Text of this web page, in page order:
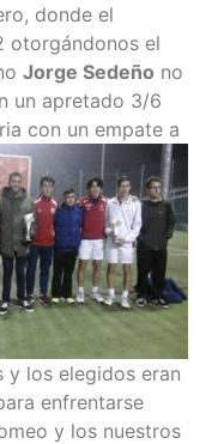
donde el
otorgándonos el
Jorge Sedeño no
un apretado 3/6
con un empate a
y los elegidos eran
enfrentarse
y los nuestros